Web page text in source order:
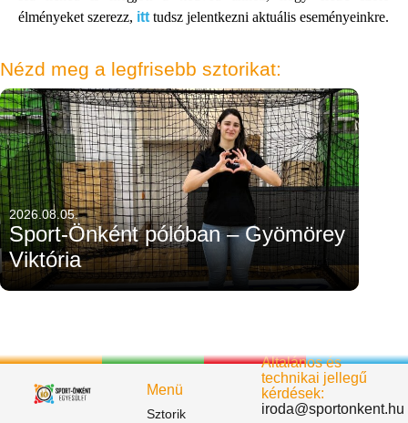
élményeket szerezz, itt tudsz jelentkezni aktuális eseményeinkre.
Nézd meg a legfrisebb sztorikat:
2026.08.05.
Sport-Önként pólóban – Gyömörey
Viktória
Menü
Sztorik
Általános és
technikai jellegű
kérdések:
iroda@sportonkent.hu